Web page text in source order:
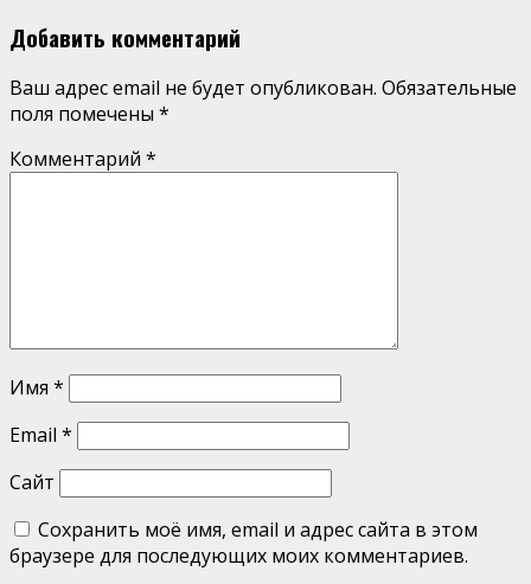
Добавить комментарий
Ваш адрес email не будет опубликован. Обязательные
поля помечены *
Комментарий *
Имя *
Email *
Сайт
Сохранить моё имя, email и адрес сайта в этом
браузере для последующих моих комментариев.